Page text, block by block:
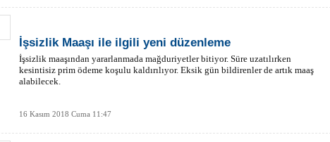
İşsizlik Maaşı ile ilgili yeni düzenleme
İşsizlik maaşından yararlanmada mağduriyetler bitiyor. Süre uzatılırken
kesintisiz prim ödeme koşulu kaldırılıyor. Eksik gün bildirenler de artık maaş
alabilecek.
16 Kasım 2018 Cuma 11:47